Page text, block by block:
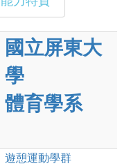
國立屏東大
學
體育學系
遊憩運動學群